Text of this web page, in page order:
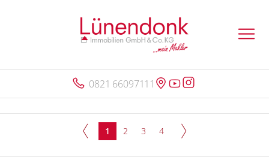
0821 66097111
1 2 3 4